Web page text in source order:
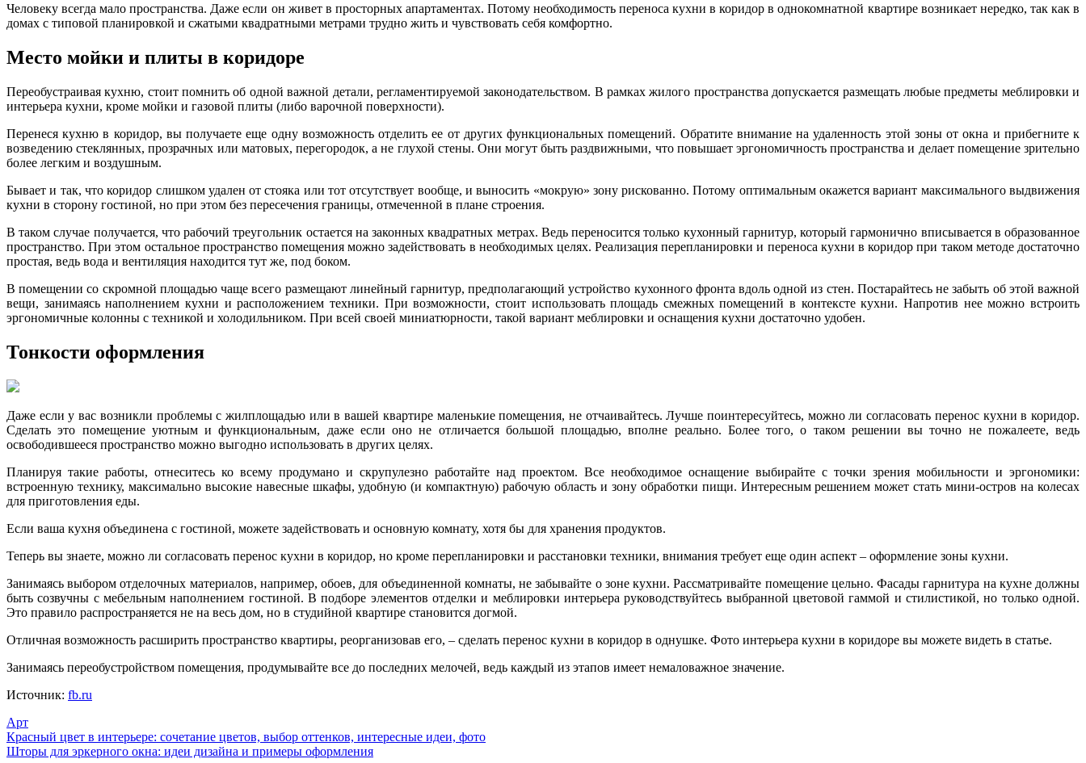
Человеку всегда мало пространства. Даже если он живет в просторных апартаментах. Потому необходимость переноса кухни в коридор в однокомнатной квартире возникает нередко, так как в
домах с типовой планировкой и сжатыми квадратными метрами трудно жить и чувствовать себя комфортно.
Место мойки и плиты в коридоре
Переобустраивая кухню, стоит помнить об одной важной детали, регламентируемой законодательством. В рамках жилого пространства допускается размещать любые предметы меблировки и
интерьера кухни, кроме мойки и газовой плиты (либо варочной поверхности).
Перенеся кухню в коридор, вы получаете еще одну возможность отделить ее от других функциональных помещений. Обратите внимание на удаленность этой зоны от окна и прибегните к
возведению стеклянных, прозрачных или матовых, перегородок, а не глухой стены. Они могут быть раздвижными, что повышает эргономичность пространства и делает помещение зрительно
более легким и воздушным.
Бывает и так, что коридор слишком удален от стояка или тот отсутствует вообще, и выносить «мокрую» зону рискованно. Потому оптимальным окажется вариант максимального выдвижения
кухни в сторону гостиной, но при этом без пересечения границы, отмеченной в плане строения.
В таком случае получается, что рабочий треугольник остается на законных квадратных метрах. Ведь переносится только кухонный гарнитур, который гармонично вписывается в образованное
пространство. При этом остальное пространство помещения можно задействовать в необходимых целях. Реализация перепланировки и переноса кухни в коридор при таком методе достаточно
простая, ведь вода и вентиляция находится тут же, под боком.
В помещении со скромной площадью чаще всего размещают линейный гарнитур, предполагающий устройство кухонного фронта вдоль одной из стен. Постарайтесь не забыть об этой важной
вещи, занимаясь наполнением кухни и расположением техники. При возможности, стоит использовать площадь смежных помещений в контексте кухни. Напротив нее можно встроить
эргономичные колонны с техникой и холодильником. При всей своей миниатюрности, такой вариант меблировки и оснащения кухни достаточно удобен.
Тонкости оформления
Даже если у вас возникли проблемы с жилплощадью или в вашей квартире маленькие помещения, не отчаивайтесь. Лучше поинтересуйтесь, можно ли согласовать перенос кухни в коридор.
Сделать это помещение уютным и функциональным, даже если оно не отличается большой площадью, вполне реально. Более того, о таком решении вы точно не пожалеете, ведь
освободившееся пространство можно выгодно использовать в других целях.
Планируя такие работы, отнеситесь ко всему продумано и скрупулезно работайте над проектом. Все необходимое оснащение выбирайте с точки зрения мобильности и эргономики:
встроенную технику, максимально высокие навесные шкафы, удобную (и компактную) рабочую область и зону обработки пищи. Интересным решением может стать мини-остров на колесах
для приготовления еды.
Если ваша кухня объединена с гостиной, можете задействовать и основную комнату, хотя бы для хранения продуктов.
Теперь вы знаете, можно ли согласовать перенос кухни в коридор, но кроме перепланировки и расстановки техники, внимания требует еще один аспект – оформление зоны кухни.
Занимаясь выбором отделочных материалов, например, обоев, для объединенной комнаты, не забывайте о зоне кухни. Рассматривайте помещение цельно. Фасады гарнитура на кухне должны
быть созвучны с мебельным наполнением гостиной. В подборе элементов отделки и меблировки интерьера руководствуйтесь выбранной цветовой гаммой и стилистикой, но только одной.
Это правило распространяется не на весь дом, но в студийной квартире становится догмой.
Отличная возможность расширить пространство квартиры, реорганизовав его, – сделать перенос кухни в коридор в однушке. Фото интерьера кухни в коридоре вы можете видеть в статье.
Занимаясь переобустройством помещения, продумывайте все до последних мелочей, ведь каждый из этапов имеет немаловажное значение.
Источник: fb.ru
Арт
Навигация
Красный цвет в интерьере: сочетание цветов, выбор оттенков, интересные идеи, фото
Шторы для эркерного окна: идеи дизайна и примеры оформления